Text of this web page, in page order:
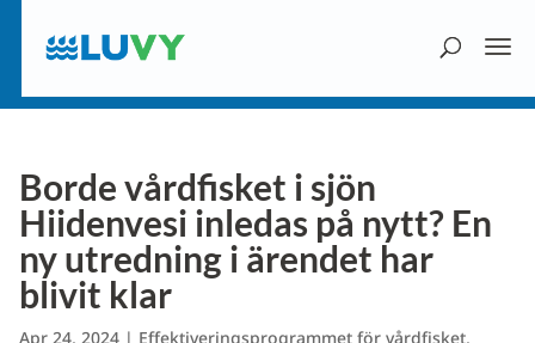
Borde vårdfisket i sjön
Hiidenvesi inledas på nytt? En
ny utredning i ärendet har
blivit klar
Apr 24, 2024| Effektiveringsprogrammet för vårdfisket,